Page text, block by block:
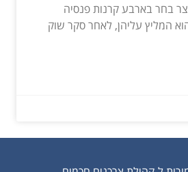
בחר בארבע קרנות פנסיה
המליץ עליהן, לאחר סקר שוק